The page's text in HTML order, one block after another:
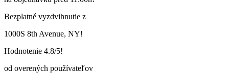
si
vybrať
stránke
produktu
Bezplatné vyzdvihnutie z
1000S 8th Avenue, NY!
Hodnotenie 4.8/5!
od overených používateľov